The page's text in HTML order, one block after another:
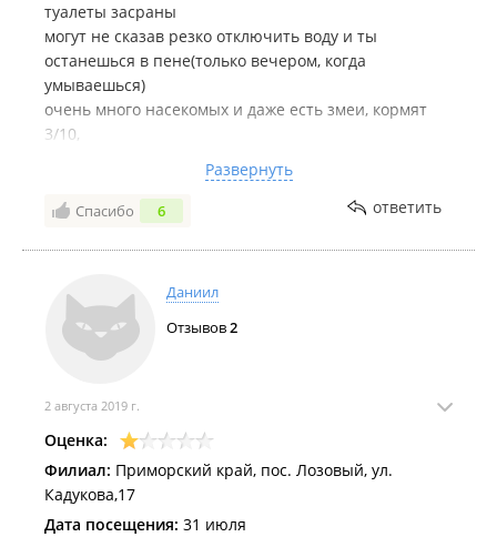
туалеты засраны
могут не сказав резко отключить воду и ты
останешься в пене(только вечером, когда
умываешься)
очень много насекомых и даже есть змеи, кормят
3/10,
Я пишу этот комментарий 28 июня
на 3 день смены, возможно что то изменится, очень
Развернуть
Спасибо 6 ответить
Даниил
Отзывов2
2 августа 2019 г.
Оценка:
Филиал: Приморский край, пос. Лозовый, ул.
Кадукова,17
Дата посещения: 31 июля